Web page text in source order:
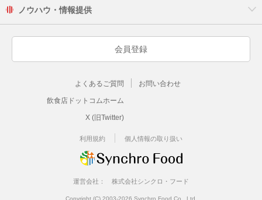
ノウハウ・情報提供
会員登録
よくあるご質問 お問い合わせ
飲食店ドットコムホーム
X (旧Twitter)
利用規約 個人情報の取り扱い
運営会社： 株式会社シンクロ・フード
Copyright (C) 2003-2026 Synchro Food Co., Ltd.